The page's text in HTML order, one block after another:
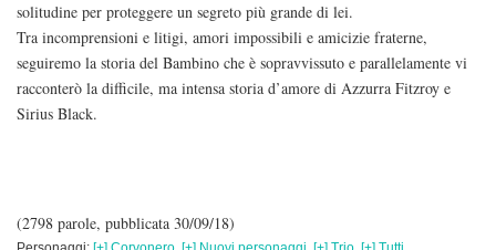
solitudine per proteggere un segreto più grande di lei.
Tra incomprensioni e litigi, amori impossibili e amicizie fraterne,
seguiremo la storia del Bambino che è sopravvissuto e parallelamente vi
racconterò la difficile, ma intensa storia d’amore di Azzurra Fitzroy e
Sirius Black.
(2798 parole, pubblicata 30/09/18)